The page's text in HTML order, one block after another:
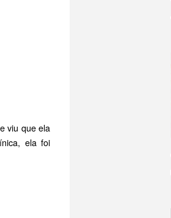
viu que ela
ela foi